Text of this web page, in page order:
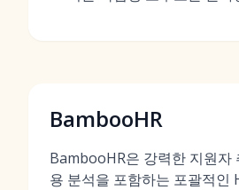
BambooHR
BambooHR은 강력한 지원자
용 분석을 포함하는 포괄적인